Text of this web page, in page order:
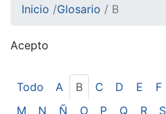
Inicio /Glosario / B
Acepto
Esto nos ayuda a recolectar
Todo A B C D E F
M
N Ñ O P Q R S